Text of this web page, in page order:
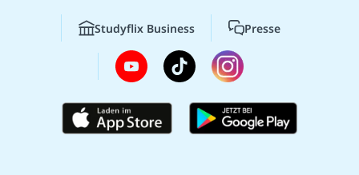
Studyflix Business Presse